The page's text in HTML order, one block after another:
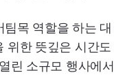
팀목 역할을 하는 대
위한 뜻깊은 시간도
린 소규모 행사에서